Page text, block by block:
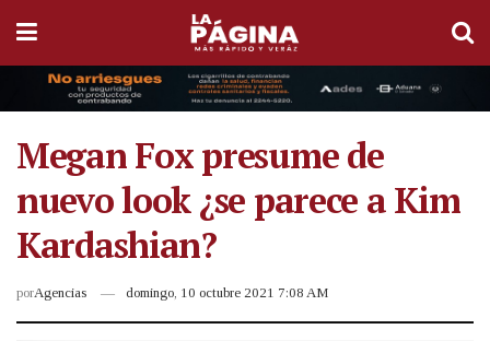
Megan Fox presume de
nuevo look ¿se parece a Kim
Kardashian?
porAgencias domingo, 10 octubre 2021 7:08 AM